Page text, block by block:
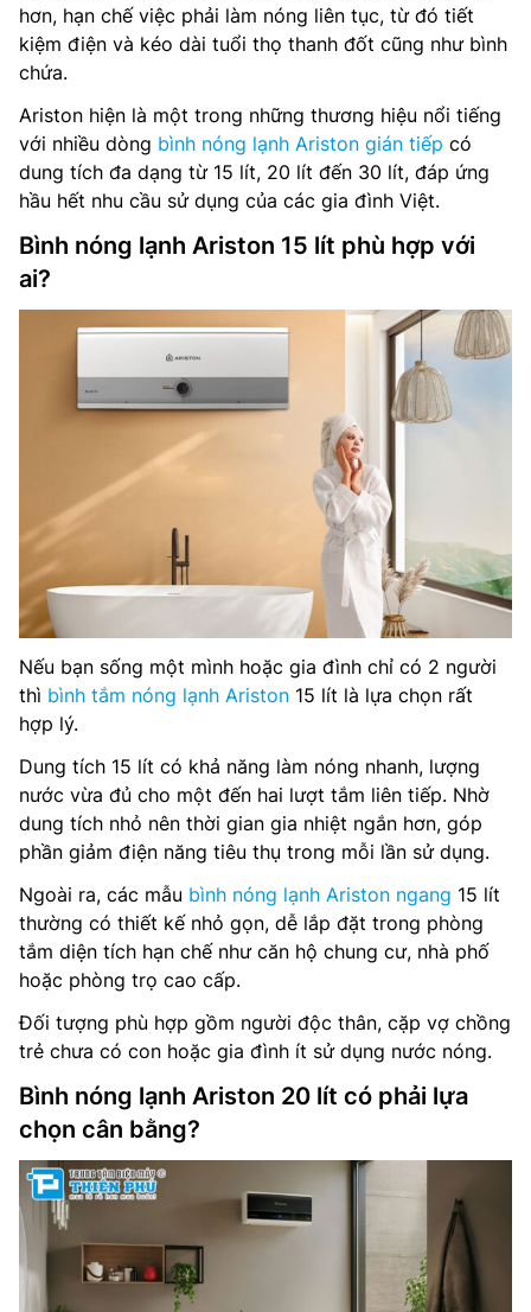
hơn, hạn chế việc phải làm nóng liên tục, từ đó tiết
kiệm điện và kéo dài tuổi thọ thanh đốt cũng như bình
chứa.
Ariston hiện là một trong những thương hiệu nổi tiếng
với nhiều dòng bình nóng lạnh Ariston gián tiếp có
dung tích đa dạng từ 15 lít, 20 lít đến 30 lít, đáp ứng
hầu hết nhu cầu sử dụng của các gia đình Việt.
Bình nóng lạnh Ariston 15 lít phù hợp với
ai?
Nếu bạn sống một mình hoặc gia đình chỉ có 2 người
thì bình tắm nóng lạnh Ariston 15 lít là lựa chọn rất
hợp lý.
Dung tích 15 lít có khả năng làm nóng nhanh, lượng
nước vừa đủ cho một đến hai lượt tắm liên tiếp. Nhờ
dung tích nhỏ nên thời gian gia nhiệt ngắn hơn, góp
phần giảm điện năng tiêu thụ trong mỗi lần sử dụng.
Ngoài ra, các mẫu bình nóng lạnh Ariston ngang 15 lít
thường có thiết kế nhỏ gọn, dễ lắp đặt trong phòng
tắm diện tích hạn chế như căn hộ chung cư, nhà phố
hoặc phòng trọ cao cấp.
Đối tượng phù hợp gồm người độc thân, cặp vợ chồng
trẻ chưa có con hoặc gia đình ít sử dụng nước nóng.
Bình nóng lạnh Ariston 20 lít có phải lựa
chọn cân bằng?